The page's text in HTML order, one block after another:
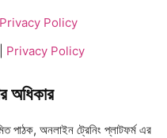
Privacy Policy
Privacy Policy
অধিকার
অনলাইন ট্রেনিং প্লাটফর্ম এর